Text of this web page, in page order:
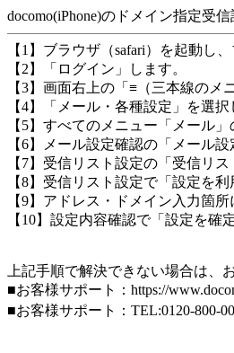
docomo(iPhone)のドメイン指定受
【1】ブラウザ（safari）を起動し
【2】「ログイン」します。
【3】画面右上の「≡（三本線のメ
【4】「メール・各種設定」を選択
【5】すべてのメニュー「メール
【6】メール設定確認の「メール
【7】受信リスト設定の「受信リ
【8】受信リスト設定で「設定を
【9】アドレス・ドメイン入力箇
【10】設定内容確認で「設定を確
上記手順で解決できない場合は、
■お客様サポート：https://
■お客様サポート：TEL:0120-800-